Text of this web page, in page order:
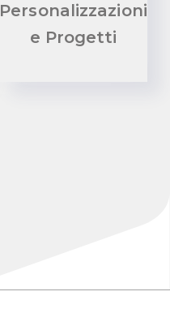
Personalizzazioni
e Progetti